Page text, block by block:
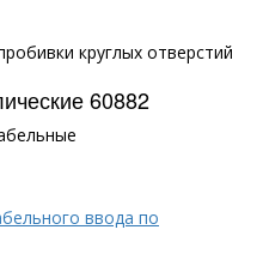
круглых отверстий
60882
ввода по